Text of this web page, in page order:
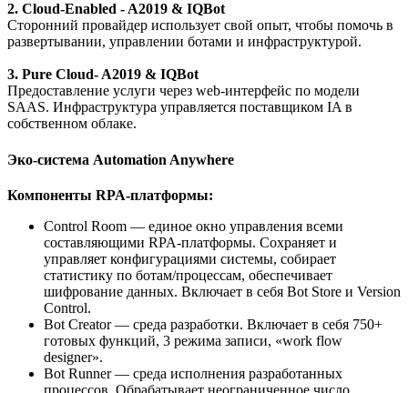
2. Cloud-Enabled - A2019 & IQBot
Сторонний провайдер использует свой опыт, чтобы помочь в
развертывании, управлении ботами и инфраструктурой.
3. Pure Cloud- A2019 & IQBot
Предоставление услуги через web-интерфейс по модели
SAAS. Инфраструктура управляется поставщиком IA в
собственном облаке.
Эко-система Automation Anywhere
Компоненты RPA-платформы:
Control Room — единое окно управления всеми
составляющими RPA-платформы. Сохраняет и
управляет конфигурациями системы, собирает
статистику по ботам/процессам, обеспечивает
шифрование данных. Включает в себя Bot Store и Version
Control.
Bot Creator — среда разработки. Включает в себя 750+
готовых функций, 3 режима записи, «work flow
designer».
Bot Runner — среда исполнения разработанных
процессов. Обрабатывает неограниченное число